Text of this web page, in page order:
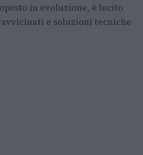
in evoluzione, è lecito
e soluzioni tecniche